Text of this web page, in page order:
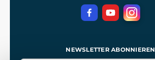
NEWSLETTER ABONNIEREN